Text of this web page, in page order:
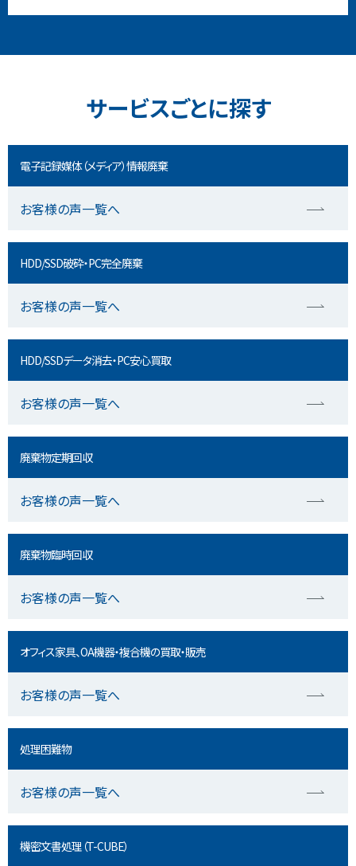
サービスごとに探す
電子記録媒体（メディア）情報廃棄
お客様の声一覧へ
HDD/SSD破砕・PC完全廃棄
お客様の声一覧へ
HDD/SSDデータ消去・PC安心買取
お客様の声一覧へ
廃棄物定期回収
お客様の声一覧へ
廃棄物臨時回収
お客様の声一覧へ
オフィス家具、OA機器・複合機の買取・販売
お客様の声一覧へ
処理困難物
お客様の声一覧へ
機密文書処理（T-CUBE）